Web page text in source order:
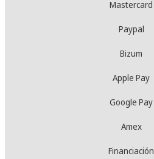
Mastercard
Paypal
Bizum
Apple Pay
Google Pay
Amex
Financiación